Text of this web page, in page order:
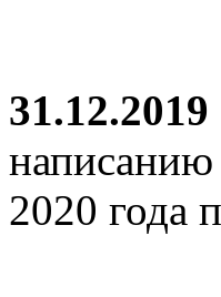
31.12.2019
2020 года